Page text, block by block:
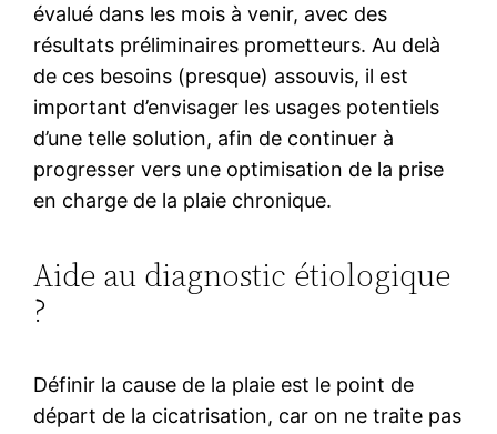
évalué dans les mois à venir, avec des
résultats préliminaires prometteurs. Au delà
de ces besoins (presque) assouvis, il est
important d’envisager les usages potentiels
d’une telle solution, afin de continuer à
progresser vers une optimisation de la prise
en charge de la plaie chronique.
Aide au diagnostic étiologique
?
Définir la cause de la plaie est le point de
départ de la cicatrisation, car on ne traite pas